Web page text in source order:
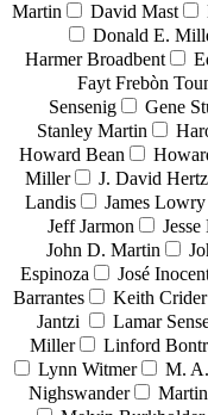
Martin
David Mast
Donald E.
Harmer Broadbent
Fayt Frebòn
Sensenig
Gene
Stanley Martin
Howard Bean
Miller
J. David
Landis
James Lowry
Jeff Jarmon
John D. Martin
Espinoza
José
Barrantes
Keith Crider
Jantzi
Lamar
Miller
Linford
Lynn Witmer
M.
Nighswander